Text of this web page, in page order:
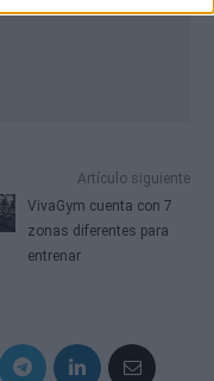
Artículo siguiente
VivaGym cuenta con 7
zonas diferentes para
entrenar